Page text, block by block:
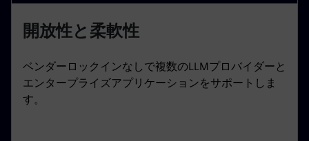
開放性と柔軟性
ベンダーロックインなしで複数のLLMプロバイダーと
エンタープライズアプリケーションをサポートしま
す。